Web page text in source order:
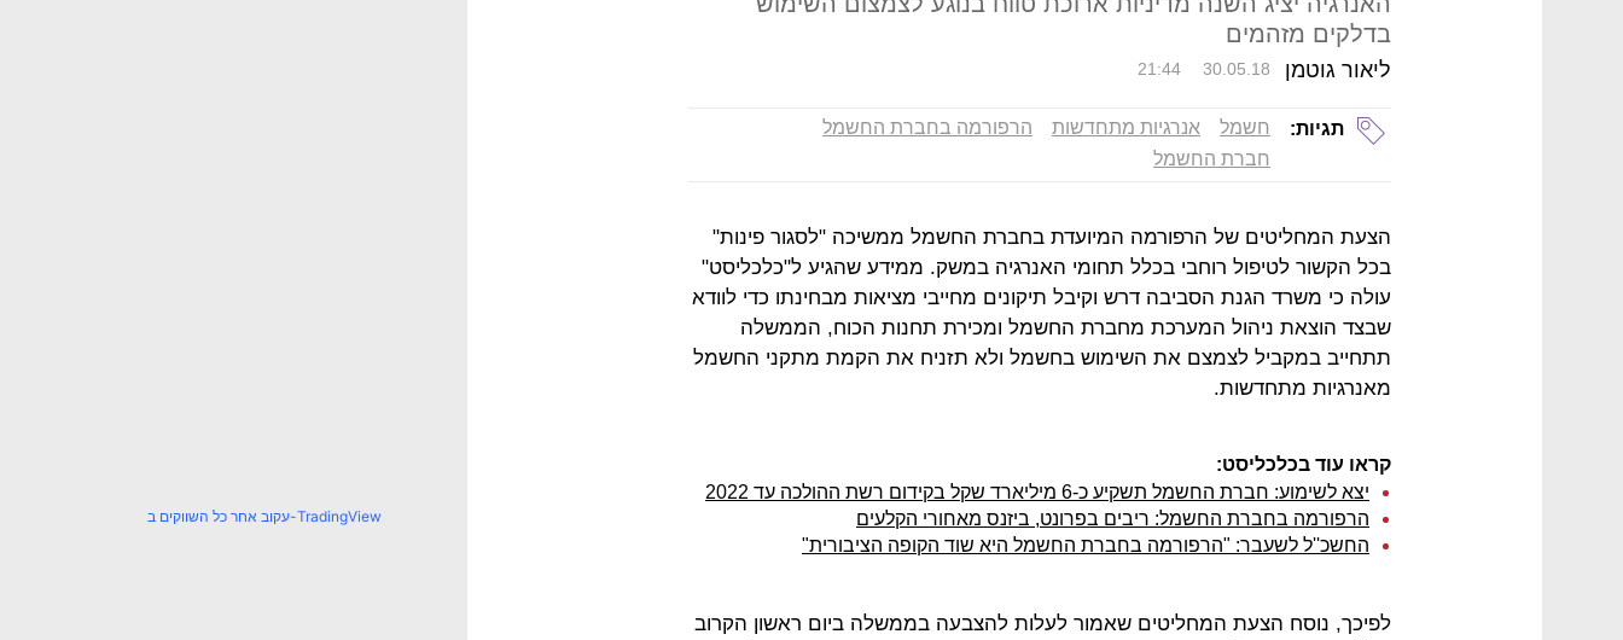
בדלקים מזהמים
ליאור גוטמן 21:44 30.05.18
תגיות: חשמל אנרגיות מתחדשות
הרפורמה בחברת החשמל
חברת החשמל
הצעת המחליטים של הרפורמה המיועדת בחברת החשמל ממשיכה "לסגור פינות"
בכל הקשור לטיפול רוחבי בכלל תחומי האנרגיה במשק. ממידע שהגיע ל"כלכליסט"
עולה כי משרד הגנת הסביבה דרש וקיבל תיקונים מחייבי מציאות מבחינתו כדי לוודא
שבצד הוצאת ניהול המערכת מחברת החשמל ומכירת תחנות הכוח, הממשלה
תתחייב במקביל לצמצם את השימוש בחשמל ולא תזניח את הקמת מתקני החשמל
מאנרגיות מתחדשות.
קראו עוד בכלכליסט:
יצא לשימוע: חברת החשמל תשקיע כ-6 מיליארד שקל בקידום רשת ההולכה עד 2022
הרפורמה בחברת החשמל: ריבים בפרונט, ביזנס מאחורי הקלעים
החשכ''ל לשעבר: "הרפורמה בחברת החשמל היא שוד הקופה הציבורית"
לפיכך, נוסח הצעת המחליטים שאמור לעלות להצבעה בממשלה ביום ראשון הקרוב
עקוב אחר כל השווקים ב-TradingView